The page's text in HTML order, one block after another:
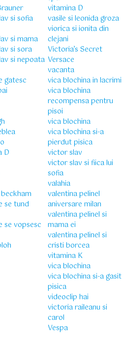
si sofia
si mama
si sora
si nepoata
gatesc
D
se tund
se vopsesc
vitamina D
vasile si leonida groza
viorica si ionita din
clejani
Victoria’s Secret
Versace
vacanta
vica blochina in lacrimi
vica blochina
recompensa pentru
pisoi
vica blochina
vica blochina si-a
pierdut pisica
victor slav
victor slav si fiica lui
sofia
valahia
valentina pelinel
aniversare milan
valentina pelinel si
mama ei
valentina pelinel si
cristi borcea
vitamina K
vica blochina
vica blochina si-a gasit
pisica
videoclip hai
victoria raileanu si
carol
Vespa